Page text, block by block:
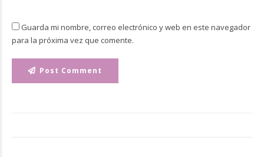
Guarda mi nombre, correo electrónico y web en este navegador
para la próxima vez que comente.
Post Comment